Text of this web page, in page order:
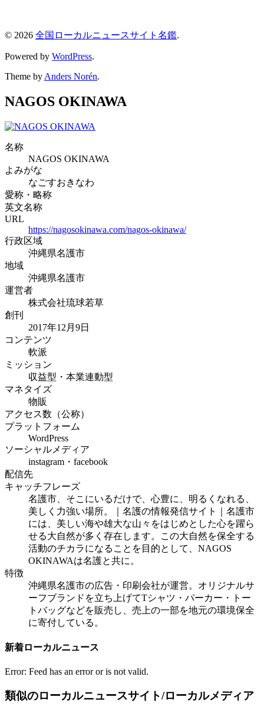
© 2026 全国ローカルニュースサイト名鑑.
Powered by WordPress.
Theme by Anders Norén.
NAGOS OKINAWA
名称
NAGOS OKINAWA
よみがな
なごすおきなわ
愛称・略称
英文名称
URL
https://nagosokinawa.com/nagos-okinawa/
行政区域
沖縄県名護市
地域
沖縄県名護市
運営者
株式会社琉球若草
創刊
2017年12月9日
コンテンツ
軟派
ミッション
収益型・本業連動型
マネタイズ
物販
アクセス数（公称）
プラットフォーム
WordPress
ソーシャルメディア
instagram・facebook
配信先
キャッチフレーズ
名護市、そこにいるだけで、心豊に、明るくなれる、
美しく力強い場所。｜名護の情報発信サイト｜名護市
には、美しい海や雄大な山々をはじめとした心を躍ら
せる大自然が多く存在します。この大自然を保全する
活動のチカラになることを目的として、NAGOS
OKINAWAは名護と共に。
特徴
沖縄県名護市の広告・印刷会社が運営。オリジナルサ
ーフブランドを立ち上げてTシャツ・パーカー・トー
トバッグなどを販売し、売上の一部を地元の環境保全
に寄付している。
新着ローカルニュース
Error: Feed has an error or is not valid.
類似のローカルニュースサイト/ローカルメディア